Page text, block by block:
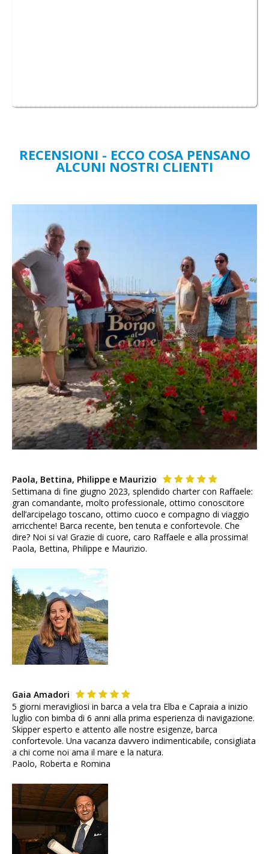
RECENSIONI - ECCO COSA PENSANO
ALCUNI NOSTRI CLIENTI
Paola, Bettina, Philippe e Maurizio
Settimana di fine giugno 2023, splendido charter con Raffaele:
gran comandante, molto professionale, ottimo conoscitore
dell’arcipelago toscano, ottimo cuoco e compagno di viaggio
arricchente! Barca recente, ben tenuta e confortevole. Che
dire? Noi si va! Grazie di cuore, caro Raffaele e alla prossima!
Paola, Bettina, Philippe e Maurizio.
Gaia Amadori
5 giorni meravigliosi in barca a vela tra Elba e Capraia a inizio
luglio con bimba di 6 anni alla prima esperienza di navigazione.
Skipper esperto e attento alle nostre esigenze, barca
confortevole. Una vacanza davvero indimenticabile, consigliata
a chi come noi ama il mare e la natura.
Paolo, Roberta e Romina